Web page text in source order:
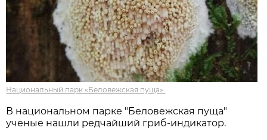
Национальный парк «Беловежская пуща».
В национальном парке "Беловежская пуща"
ученые нашли редчайший гриб-индикатор.